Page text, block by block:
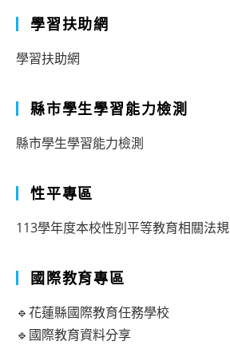
學習扶助網
學習扶助網
縣市學生學習能力檢測
縣市學生學習能力檢測
性平專區
113學年度本校性別平等教育相關法規
國際教育專區
🔹花蓮縣國際教育任務學校
🔹國際教育資料分享